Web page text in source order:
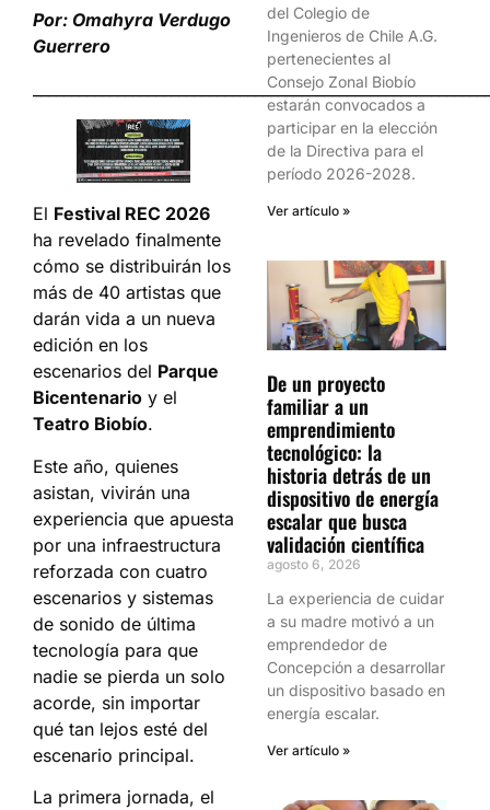
Por: Omahyra Verdugo
Guerrero
El Festival REC 2026
ha revelado finalmente
cómo se distribuirán los
más de 40 artistas que
darán vida a un nueva
edición en los
escenarios del Parque
Bicentenario y el
Teatro Biobío.
Este año, quienes
asistan, vivirán una
experiencia que apuesta
por una infraestructura
reforzada con cuatro
escenarios y sistemas
de sonido de última
tecnología para que
nadie se pierda un solo
acorde, sin importar
qué tan lejos esté del
escenario principal.
La primera jornada, el
del Colegio de
Ingenieros de Chile A.G.
pertenecientes al
Consejo Zonal Biobío
estarán convocados a
participar en la elección
de la Directiva para el
período 2026-2028.
Ver artículo »
De un proyecto
familiar a un
emprendimiento
tecnológico: la
historia detrás de un
dispositivo de energía
escalar que busca
validación científica
agosto 6, 2026
La experiencia de cuidar
a su madre motivó a un
emprendedor de
Concepción a desarrollar
un dispositivo basado en
energía escalar.
Ver artículo »